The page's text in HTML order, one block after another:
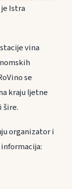
Istra
vina
se
kraju ljetne
šire.
organizator i